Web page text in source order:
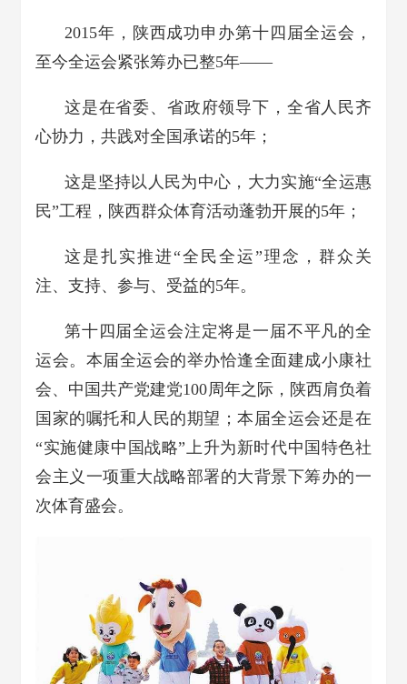
2015年，陕西成功申办第十四届全运会，
至今全运会紧张筹办已整5年——
这是在省委、省政府领导下，全省人民齐
心协力，共践对全国承诺的5年；
这是坚持以人民为中心，大力实施“全运惠
民”工程，陕西群众体育活动蓬勃开展的5年；
这是扎实推进“全民全运”理念，群众关
注、支持、参与、受益的5年。
第十四届全运会注定将是一届不平凡的全
运会。本届全运会的举办恰逢全面建成小康社
会、中国共产党建党100周年之际，陕西肩负着
国家的嘱托和人民的期望；本届全运会还是在
“实施健康中国战略”上升为新时代中国特色社
会主义一项重大战略部署的大背景下筹办的一
次体育盛会。